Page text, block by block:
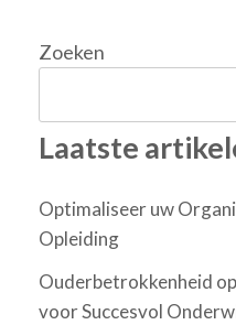
Zoeken
Laatste
Optimaliseer uw
Opleiding
Ouderbetrokkenheid
voor Succesvol